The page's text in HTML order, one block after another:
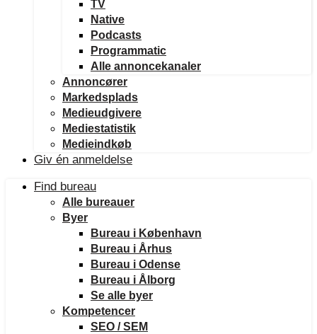
TV
Native
Podcasts
Programmatic
Alle annoncekanaler
Annoncører
Markedsplads
Medieudgivere
Mediestatistik
Medieindkøb
Giv én anmeldelse
Find bureau
Alle bureauer
Byer
Bureau i København
Bureau i Århus
Bureau i Odense
Bureau i Ålborg
Se alle byer
Kompetencer
SEO / SEM